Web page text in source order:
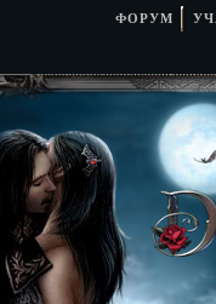
ФОРУМ